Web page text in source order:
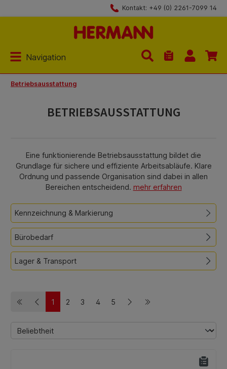
Kontakt: +49 (0) 2261-7099 14
Navigation
Du hast 0
Betriebsausstattung
BETRIEBSAUSSTATTUNG
Eine funktionierende Betriebsausstattung bildet die
Grundlage für sichere und effiziente Arbeitsabläufe. Klare
Ordnung und passende Organisation sind dabei in allen
Bereichen entscheidend. mehr erfahren
Kennzeichnung & Markierung
Bürobedarf
Lager & Transport
Seite
1
Seite
2
Seite
3
Seite
4
Seite
5